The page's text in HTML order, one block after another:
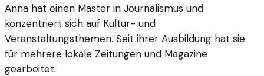
Anna hat einen Master in Journalismus und
konzentriert sich auf Kultur- und
Veranstaltungsthemen. Seit ihrer Ausbildung hat sie
für mehrere lokale Zeitungen und Magazine
gearbeitet.